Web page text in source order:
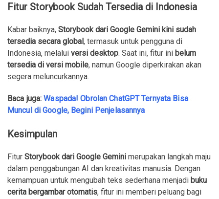
Fitur Storybook Sudah Tersedia di Indonesia
Kabar baiknya, Storybook dari Google Gemini kini sudah
tersedia secara global, termasuk untuk pengguna di
Indonesia, melalui versi desktop. Saat ini, fitur ini belum
tersedia di versi mobile, namun Google diperkirakan akan
segera meluncurkannya.
Baca juga:Waspada! Obrolan ChatGPT Ternyata Bisa
Muncul di Google, Begini Penjelasannya
Kesimpulan
Fitur Storybook dari Google Gemini merupakan langkah maju
dalam penggabungan AI dan kreativitas manusia. Dengan
kemampuan untuk mengubah teks sederhana menjadi buku
cerita bergambar otomatis, fitur ini memberi peluang bagi